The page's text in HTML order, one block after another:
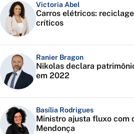
Victoria Abel
Carros elétricos:
críticos
Ranier Bragon
Nikolas declara
em 2022
Basília Rodrigues
Ministro ajusta fluxo com
Mendonça